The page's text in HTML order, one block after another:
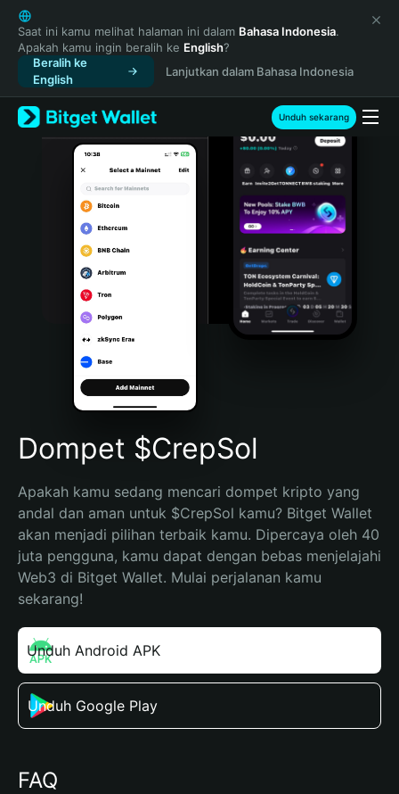
English
日本語
Tiếng Việt
Русский
Español (Latinoamérica)
Türkçe
Italiano
Português (Portugal)
Bahasa Indonesia
Português (Brasil)
Español (Argentina)
Saat ini kamu melihat halaman ini dalam Bahasa Indonesia.
Apakah kamu ingin beralih ke English?
Beralih ke
English
Lanjutkan dalam Bahasa Indonesia
Unduh sekarang
Dompet $CrepSol
Apakah kamu sedang mencari dompet kripto yang
andal dan aman untuk $CrepSol kamu? Bitget Wallet
akan menjadi pilihan terbaik kamu. Dipercaya oleh 40
juta pengguna, kamu dapat dengan bebas menjelajahi
Web3 di Bitget Wallet. Mulai perjalanan kamu
sekarang!
Unduh Android APK
Unduh Google Play
FAQ